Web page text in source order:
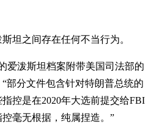
坦之间存在任何不当行为。
爱泼斯坦档案附带美国司法部的
部分文件包含针对特朗普总统的
控是在2020年大选前提交给FBI
毫无根据，纯属捏造。”